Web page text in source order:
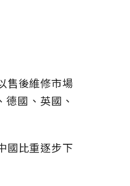
售後維修市場
國、英國、
國比重逐步下